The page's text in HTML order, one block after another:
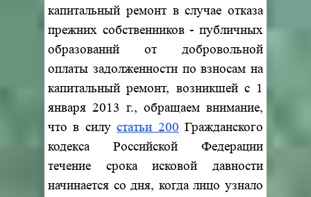
капитальный ремонт в случае отказа
прежних собственников - публичных
образований от добровольной
оплаты задолженности по взносам на
капитальный ремонт, возникшей с 1
января 2013 г., обращаем внимание,
что в силустатьи 200 Гражданского
кодекса Российской Федерации
течение срока исковой давности
начинается со дня, когда лицо узнало